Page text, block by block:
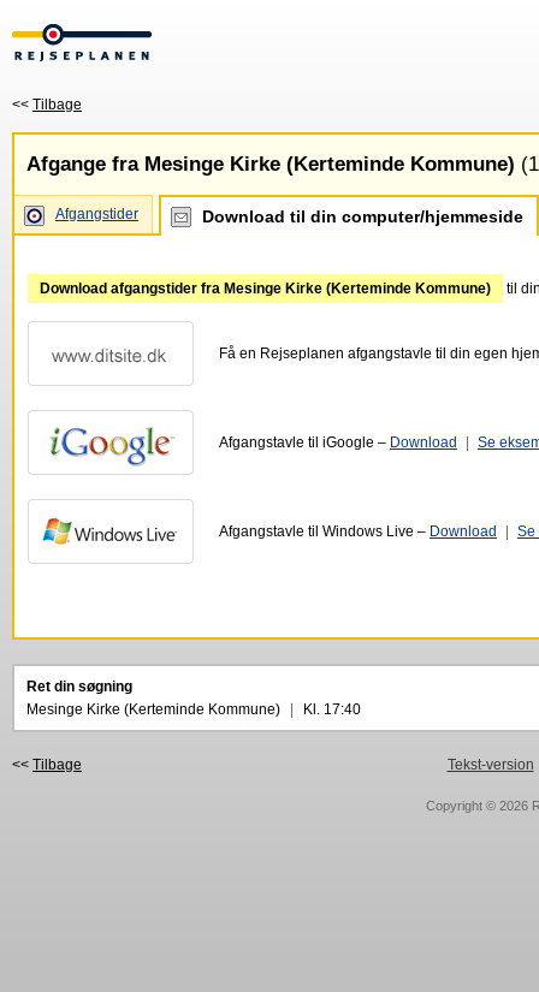
<< Tilbage
Afgange fra Mesinge Kirke (Kerteminde Kommune)
Afgangstider Download til din computer/hjemmeside
Download afgangstider fra Mesinge Kirke (Kerteminde Kommune) til
Få en Rejseplanen afgangstavle til din egen
Afgangstavle til iGoogle – Download Se
Afgangstavle til Windows Live – Download Se
Ret din søgning
Mesinge Kirke (Kerteminde Kommune)
Kl. 17:40
<< Tilbage Tekst-version
Copyright © 2026